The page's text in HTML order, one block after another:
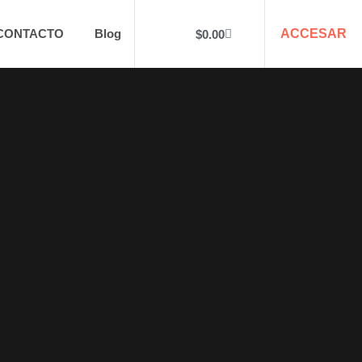
Blog $0.00 ACCESAR